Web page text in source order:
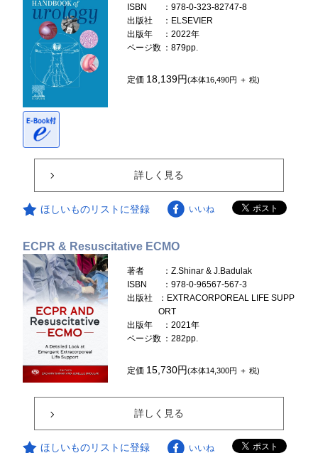
ISBN
：978-0-323-82747-8
出版社
：ELSEVIER
出版年
：2022年
ページ数 ：879pp.
定価 18,139円(本体16,490円 ＋ 税)
詳しく見る
ほしいものリストに登録 いいね
ECPR & Resuscitative ECMO
著者
：Z.Shinar & J.Badulak
ISBN
：978-0-96567-567-3
出版社
：EXTRACORPOREAL LIFE SUPP
ORT
出版年
：2021年
ページ数 ：282pp.
定価 15,730円(本体14,300円 ＋ 税)
詳しく見る
ほしいものリストに登録 いいね